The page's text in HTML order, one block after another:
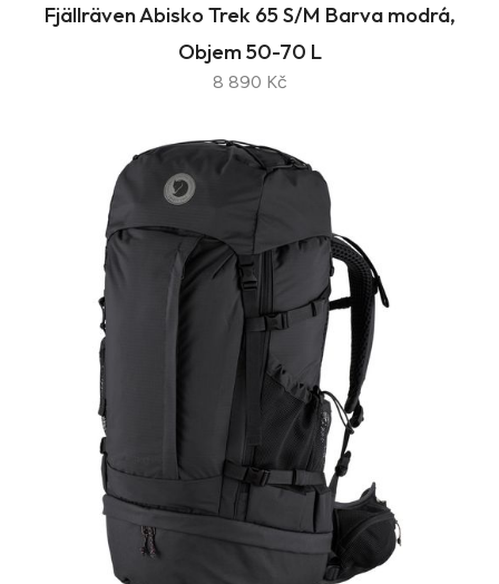
Fjällräven Abisko Trek 65 S/M Barva modrá,
Objem 50-70 L
8 890 Kč